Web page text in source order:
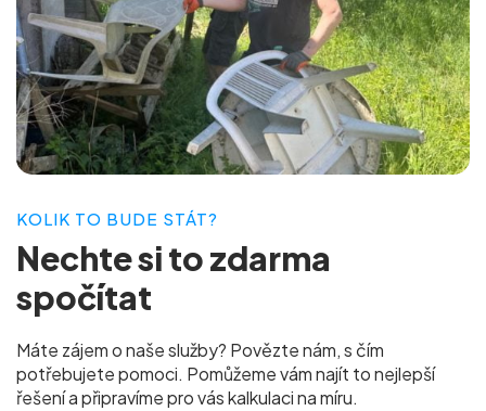
KOLIK TO BUDE STÁT?
Nechte si tozdarma
spočítat
Máte zájem o naše služby? Povězte nám, s čím
potřebujete pomoci. Pomůžeme vám najít to nejlepší
řešení a připravíme pro váskalkulaci na míru.